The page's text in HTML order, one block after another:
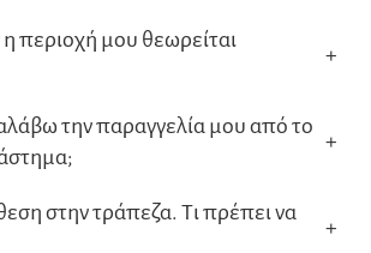
περιοχή μου θεωρείται
+
την παραγγελία μου από το
+
στην τράπεζα. Τι πρέπει να
+